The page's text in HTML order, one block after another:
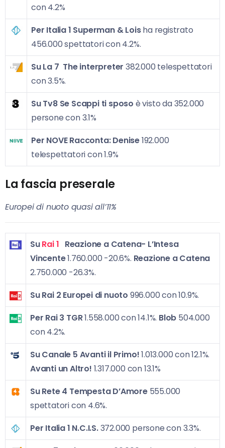
con 4.2%
Per Italia 1 Superman & Loisha registrato
456.000 spettatori con 4.2%.
Su La 7 The interpreter 382.000 telespettatori
con 3.5%.
Su Tv8 Se Scappi ti sposo è visto da 352.000
persone con 3.1%
Per NOVERacconta: Denise192.000
telespettatori con 1.9%
La fascia preserale
Europei di nuoto quasi all’11%
SuRai 1 Reazione a Catena- L’Intesa
Vincente1.760.000 -20.6%. Reazione a Catena
2.750.000 -26.3%.
Su Rai 2 Europei di nuoto 996.000 con 10.9%.
Per Rai 3 TGR1.558.000 con 14.1%. Blob 504.000
con 4.2%.
Su Canale 5 Avanti il Primo!1.013.000 con 12.1%.
Avanti un Altro! 1.317.000 con 13.1%
Su Rete 4 Tempesta D’Amore555.000
spettatori con 4.6%.
Per Italia 1 N.C.I.S.372.000 persone con 3.3%.